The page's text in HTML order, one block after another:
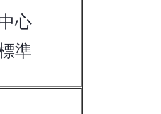
心
準